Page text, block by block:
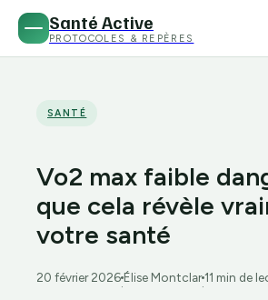
Santé Active
PROTOCOLES & REPÈRES
SANTÉ
Vo2 max faible
que cela révèle
votre santé
20 février 2026
·
Élise Montclar
·
11 min de